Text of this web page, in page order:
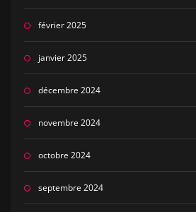
février 2025
janvier 2025
décembre 2024
novembre 2024
octobre 2024
septembre 2024